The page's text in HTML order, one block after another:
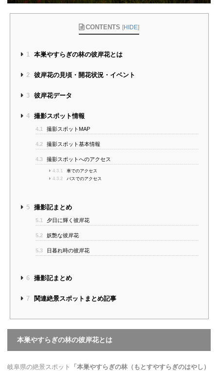
CONTENTS [HIDE]
1 本巣やすらぎの林の彼岸花とは
2 彼岸花の見頃・開花状況・イベント
3 彼岸花データ
4 撮影スポット情報
4.1 撮影スポットMAP
4.2 撮影スポット基本情報
4.3 撮影スポットへのアクセス
4.3.1
車でのアクセス
4.3.2
バスでのアクセス
5 撮影記まとめ
5.1 夕日に輝く彼岸花
5.2 妖艶な彼岸花
5.3 日暮れ時の彼岸花
6 撮影記まとめ
7 関連絶景スポットまとめ記事
本巣やすらぎの林の彼岸花とは
岐阜県の絶景スポット
「本巣やすらぎの林（もとすやすらぎのはやし）